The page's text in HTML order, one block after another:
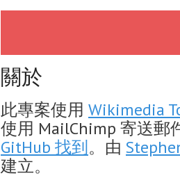
關於
此專案使用 Wikimedia
使用 MailChimp 寄送郵
GitHub 找到。由
建立。